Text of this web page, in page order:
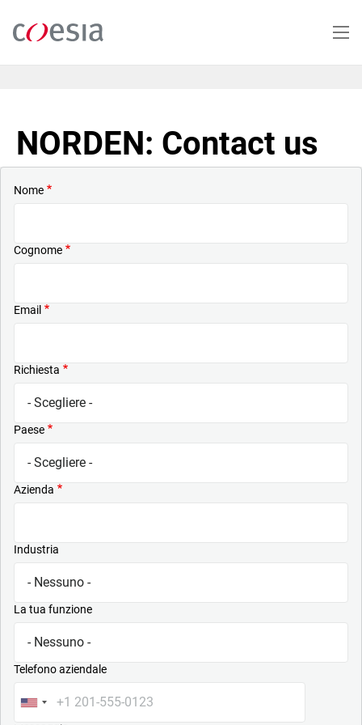
contenuto
NORDEN: Contact us
Nome
Cognome
Email
Richiesta
Paese
Azienda
Industria
La tua funzione
Telefono aziendale